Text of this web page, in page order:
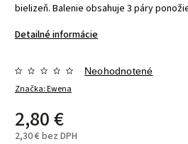
bielizeň. Balenie obsahuje 3 páry
Detailné informácie
Značka:Ewena
Neohodnotené
2,80 €
2,30 € bez DPH